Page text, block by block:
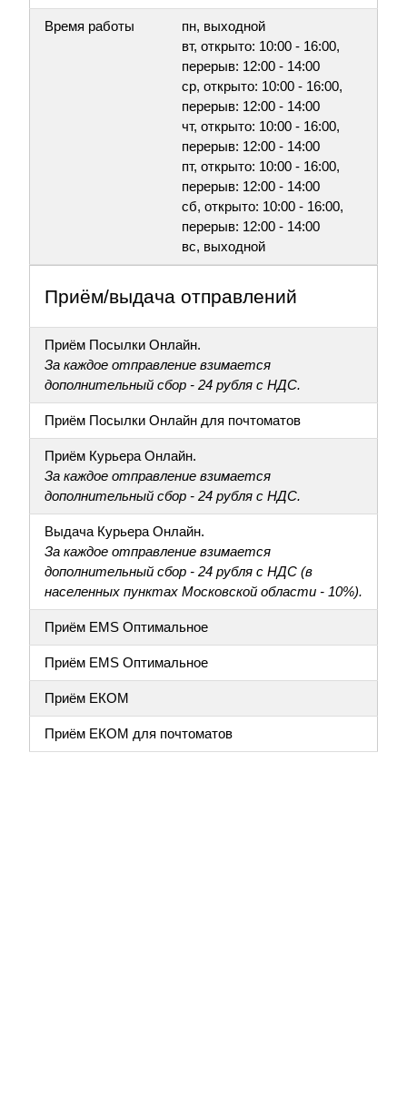
Время работы
пн, выходной
вт, открыто: 10:00 - 16:00,
перерыв: 12:00 - 14:00
ср, открыто: 10:00 - 16:00,
перерыв: 12:00 - 14:00
чт, открыто: 10:00 - 16:00,
перерыв: 12:00 - 14:00
пт, открыто: 10:00 - 16:00,
перерыв: 12:00 - 14:00
сб, открыто: 10:00 - 16:00,
перерыв: 12:00 - 14:00
вс, выходной
Приём/выдача отправлений
Приём Посылки Онлайн.
За каждое отправление взимается
дополнительный сбор - 24 рубля с НДС.
Приём Посылки Онлайн для почтоматов
Приём Курьера Онлайн.
За каждое отправление взимается
дополнительный сбор - 24 рубля с НДС.
Выдача Курьера Онлайн.
За каждое отправление взимается
дополнительный сбор - 24 рубля с НДС (в
населенных пунктах Московской области - 10%).
Приём EMS Оптимальное
Приём EMS Оптимальное
Приём ЕКОМ
Приём ЕКОМ для почтоматов